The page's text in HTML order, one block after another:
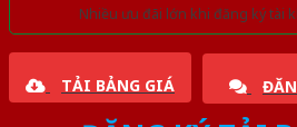
Nhiều ưu đãi lớn khi đăng ký tài
TẢI BẢNG GIÁ